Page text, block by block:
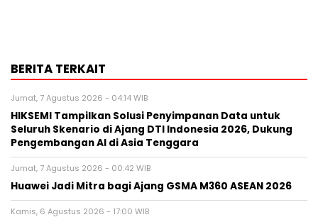
BERITA TERKAIT
Jumat, 7 Agustus 2026 - 04:14 WIB
HIKSEMI Tampilkan Solusi Penyimpanan Data untuk
Seluruh Skenario di Ajang DTI Indonesia 2026, Dukung
Pengembangan AI di Asia Tenggara
Jumat, 7 Agustus 2026 - 00:42 WIB
Huawei Jadi Mitra bagi Ajang GSMA M360 ASEAN 2026
Kamis, 6 Agustus 2026 - 17:00 WIB